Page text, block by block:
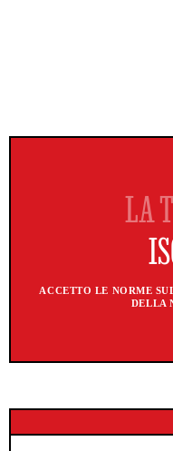
ACCETTO LE NORME
DELLA